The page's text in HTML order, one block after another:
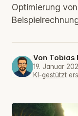
Optimierung
Von Tobias
19. Januar
KI-gestützt